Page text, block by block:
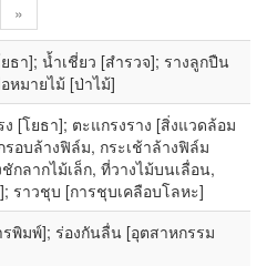
»
ธา]; น้ำเชี่ยว [สำรวจ]; รางลูกปืน
หมายไม้ [ป่าไม้]
[โยธา]; ตะแกรงราง [สิ่งแวดล้อม
อบล้างฟิล์ม, กระเช้าล้างฟิล์ม
กลากไม้เล็ก, ที่วางไม้บนเลื่อน,
ราวชุบ [การชุบเคลือบโลหะ]
รพิมพ์]; ร่องกันลื่น [อุตสาหกรรม